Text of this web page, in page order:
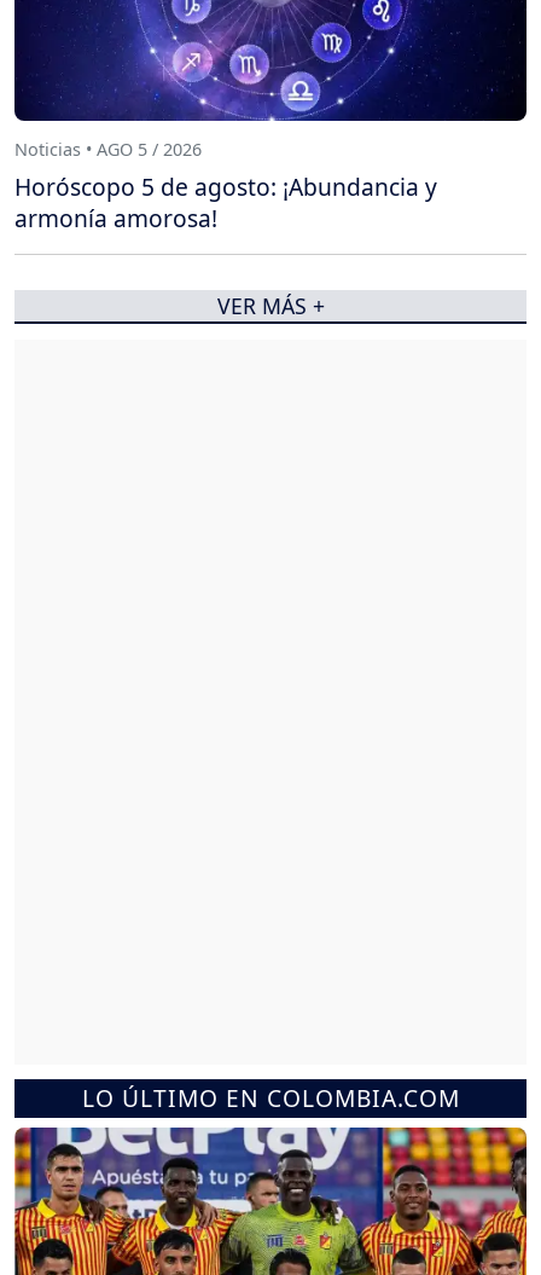
LO ÚLTIMO EN COLOMBIA.COM
Noticias • AGO 5 / 2026
Horóscopo 5 de agosto: ¡Abundancia y
armonía amorosa!
VER MÁS +